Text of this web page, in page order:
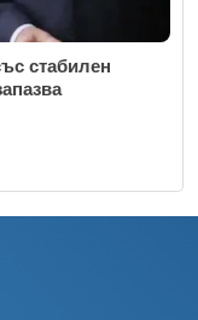
стабилен